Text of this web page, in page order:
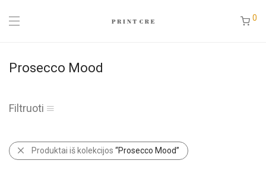
0
Prosecco Mood
Filtruoti
Produktai iš kolekcijos “Prosecco Mood”